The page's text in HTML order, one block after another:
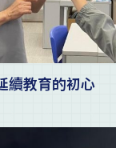
續教育的初心